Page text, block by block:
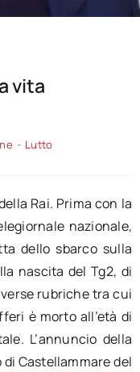
vita
- Lutto
Rai. Prima con la
nazionale,
dello sbarco sulla
nascita del Tg2, di
rubriche tra cui
è morto all’età di
L’annuncio della
Castellammare del